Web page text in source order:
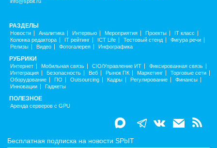
РАЗДЕЛЫ
Новости Аналитика Интервью Мероприятия Проекты
IT класс
Колонка редактора
IT рейтинг ICT Life Тестовый стенд
Фигура речи
Релизы
Видео Фотогалерея Инфографика
РУБРИКИ
Интернет Мобильная связь CIO/Управление ИТ
Фиксированная связь
Интеграция
Безопасность Веб Рынок ПК Маркетинг
Торговые сети
Оборудование
ПО Outsourcing Кадры Регулирование
Финансы
Инновации
Гаджеты
ПОЛЕЗНОЕ
Аренда серверов с GPU
Бесплатная подписка на новости SPbIT